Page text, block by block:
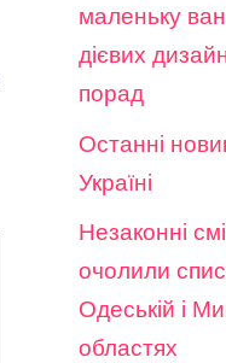
маленьку
дієвих
порад
Останні
Україні
Незаконні
очолили
Одеській і
областях